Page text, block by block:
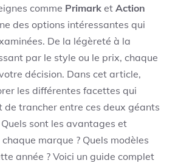
comme Primark et Action
des options intéressantes qui
De la légèreté à la
par le style ou le prix, chaque
décision. Dans cet article,
les différentes facettes qui
trancher entre ces deux géants
sont les avantages et
marque ? Quels modèles
année ? Voici un guide complet